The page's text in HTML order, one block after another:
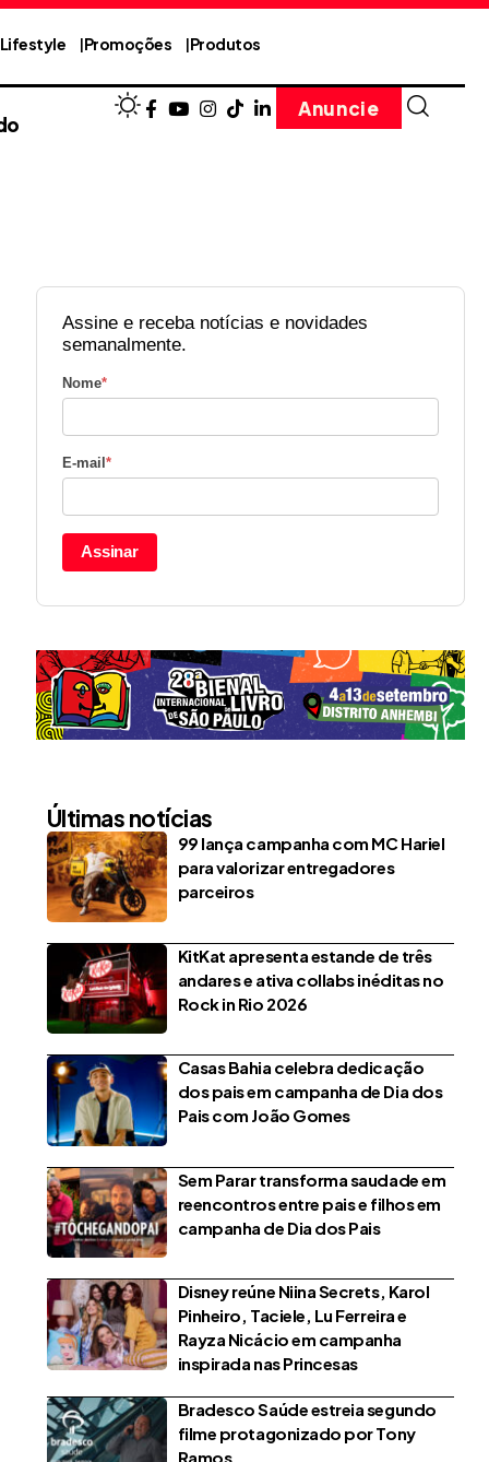
Lifestyle Promoções Produtos
Anuncie
Assine e receba notícias e novidades
semanalmente.
Nome*
E-mail *
Assinar
Últimas notícias
99 lança campanha com MC Hariel
para valorizar entregadores
parceiros
KitKat apresenta estande de três
andares e ativa collabs inéditas no
Rock in Rio 2026
Casas Bahia celebra dedicação
dos pais em campanha de Dia dos
Pais com João Gomes
Sem Parar transforma saudade em
reencontros entre pais e filhos em
campanha de Dia dos Pais
Disney reúne Niina Secrets, Karol
Pinheiro, Taciele, Lu Ferreira e
Rayza Nicácio em campanha
inspirada nas Princesas
Bradesco Saúde estreia segundo
filme protagonizado por Tony
Ramos